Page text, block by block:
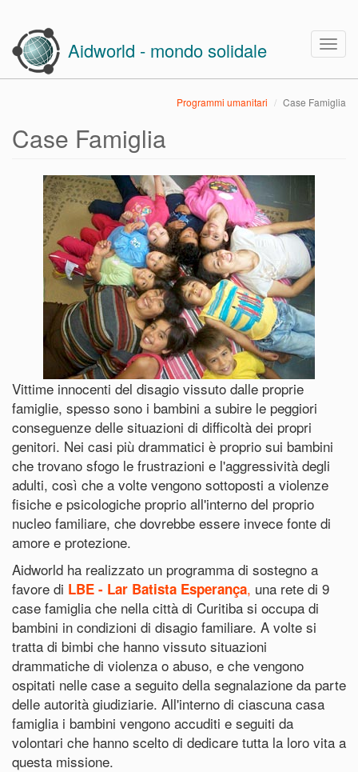
main
content
Aidworld - mondo solidale
Programmi umanitari Case Famiglia
Case Famiglia
Vittime innocenti del disagio vissuto dalle proprie
famiglie, spesso sono i bambini a subire le peggiori
conseguenze delle situazioni di difficoltà dei propri
genitori. Nei casi più drammatici è proprio sui bambini
che trovano sfogo le frustrazioni e l'aggressività degli
adulti, così che a volte vengono sottoposti a violenze
fisiche e psicologiche proprio all'interno del proprio
nucleo familiare, che dovrebbe essere invece fonte di
amore e protezione.
Aidworld ha realizzato un programma di sostegno a
favore di LBE - Lar Batista Esperança, una rete di 9
case famiglia che nella città di Curitiba si occupa di
bambini in condizioni di disagio familiare. A volte si
tratta di bimbi che hanno vissuto situazioni
drammatiche di violenza o abuso, e che vengono
ospitati nelle case a seguito della segnalazione da parte
delle autorità giudiziarie. All'interno di ciascuna casa
famiglia i bambini vengono accuditi e seguiti da
volontari che hanno scelto di dedicare tutta la loro vita a
questa missione.